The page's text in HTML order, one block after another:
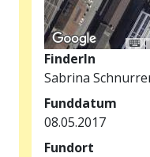
FinderIn
Sabrina
Funddatum
08.05.2017
Fundort